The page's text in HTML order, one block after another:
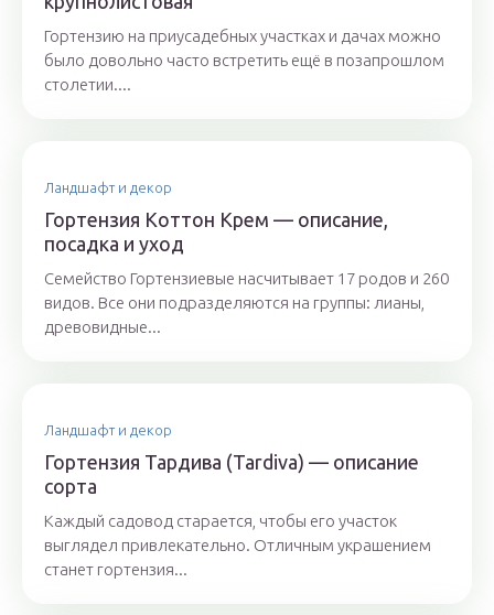
Гортензию на приусадебных участках и дачах можно
было довольно часто встретить ещё в позапрошлом
столетии....
Ландшафт и декор
Гортензия Коттон Крем — описание,
посадка и уход
Семейство Гортензиевые насчитывает 17 родов и 260
видов. Все они подразделяются на группы: лианы,
древовидные...
Ландшафт и декор
Гортензия Тардива (Tardiva) — описание
сорта
Каждый садовод старается, чтобы его участок
выглядел привлекательно. Отличным украшением
станет гортензия...